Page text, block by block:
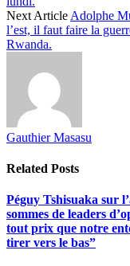
Next Article Adolphe
l’est, il faut faire la
Rwanda.
Gauthier Masasu
Related Posts
Péguy Tshisuaka sur
sommes de leaders
tout prix que notre
tirer vers le bas”